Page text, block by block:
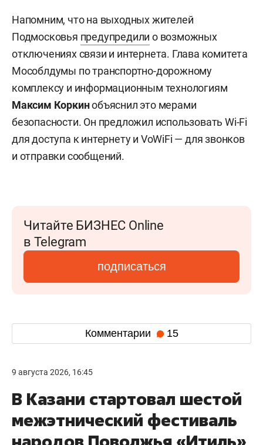
Напомним, что на выходных жителей
Подмосковья предупредили о возможных
отключениях связи и интернета. Глава комитета
Мособлдумы по транспортно-дорожному
комплексу и информационным технологиям
Максим Коркинобъяснил это мерами
безопасности. Он предложил использовать Wi-Fi
для доступа к интернету и VoWiFi — для звонков
и отправки сообщений.
Читайте БИЗНЕС Online
в Telegram
подписаться
Комментарии 15
9 августа 2026, 16:45
В Казани стартовал шестой
межэтнический фестиваль